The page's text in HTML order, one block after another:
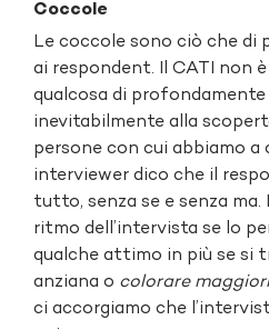
Coccole
Le coccole sono ciò che di
ai respondent. Il CATI non
qualcosa di profondamente
inevitabilmente alla
persone con cui abbiamo a
interviewer dico che il
tutto, senza se e senza ma.
ritmo dell’intervista se lo
qualche attimo in più se si
anziana o colorare
ci accorgiamo che